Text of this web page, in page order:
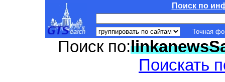
Поиск по
Точная
Поиск по:
Поискать